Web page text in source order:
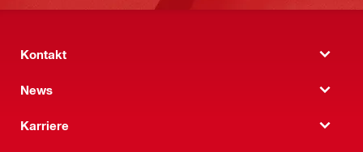
Kontakt
News
Karriere